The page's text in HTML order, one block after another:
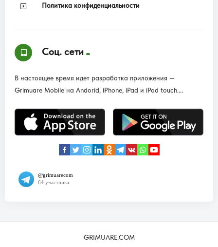
Политика конфиденциальности
Соц. сети
В настоящее время идет разработка приложения —
Grimuare Mobile на Andorid, iPhone, iPad и iPod touch....
GRIMUARE.COM